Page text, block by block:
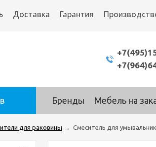
Доставка Гарантия
Бренды Мебель на
для раковины → Смеситель для